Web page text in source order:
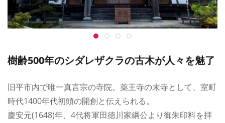
樹齢500年のシダレザクラの古木が人々を魅了
旧平市内で唯一真言宗の寺院。薬王寺の末寺として、室町
時代1400年代初頭の開創と伝えられる。
慶安元(1648)年、4代将軍田徳川家綱公より御朱印料を拝